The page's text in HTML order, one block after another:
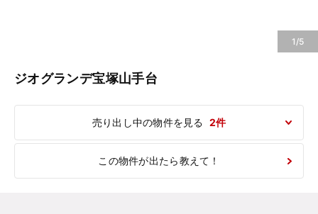
1/5
ジオグランデ宝塚山手台
売り出し中の物件を見る 2件
この物件が出たら教えて！